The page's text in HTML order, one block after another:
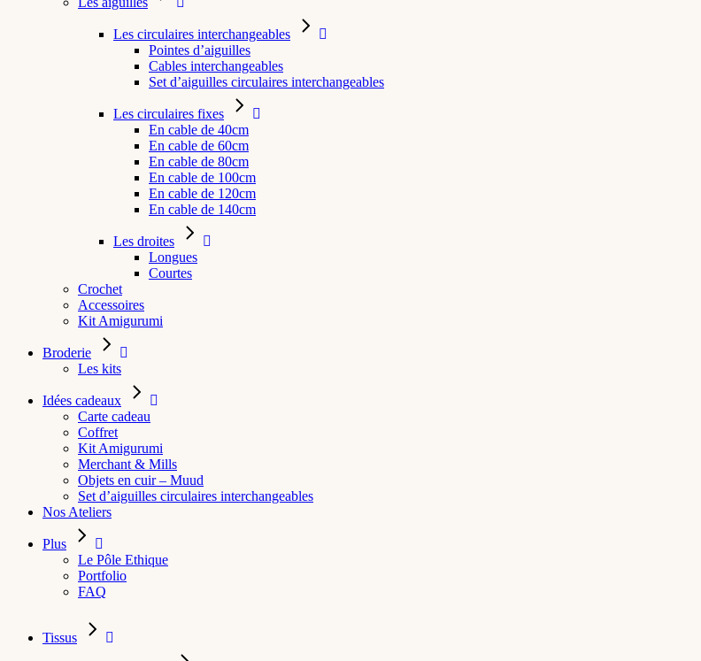
Les circulaires interchangeables
Pointes d’aiguilles
Cables interchangeables
Set d’aiguilles circulaires interchangeables
Les circulaires fixes
En cable de 40cm
En cable de 60cm
En cable de 80cm
En cable de 100cm
En cable de 120cm
En cable de 140cm
Les droites
Longues
Courtes
Crochet
Accessoires
Kit Amigurumi
Broderie
Les kits
Idées cadeaux
Carte cadeau
Coffret
Kit Amigurumi
Merchant & Mills
Objets en cuir – Muud
Set d’aiguilles circulaires interchangeables
Nos Ateliers
Plus
Le Pôle Ethique
Portfolio
FAQ
Tissus